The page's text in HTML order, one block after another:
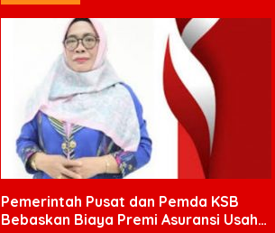
Pemerintah Pusat dan Pemda KSB
Bebaskan Biaya Premi Asuransi Usaha